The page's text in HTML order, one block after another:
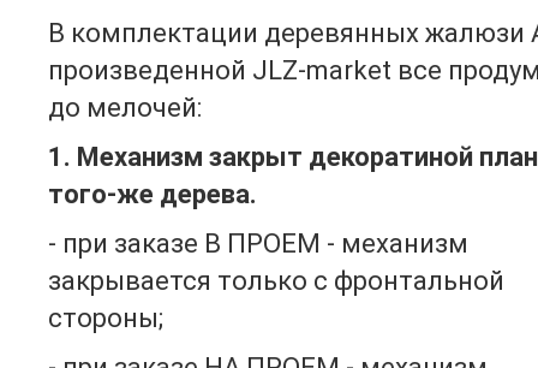
В комплектации деревянных жалюзи
произведенной JLZ-market все
до мелочей:
1. Механизм закрыт декоратиной
того-же дерева.
- при заказе В ПРОЕМ - механизм
закрывается только с фронтальной
стороны;